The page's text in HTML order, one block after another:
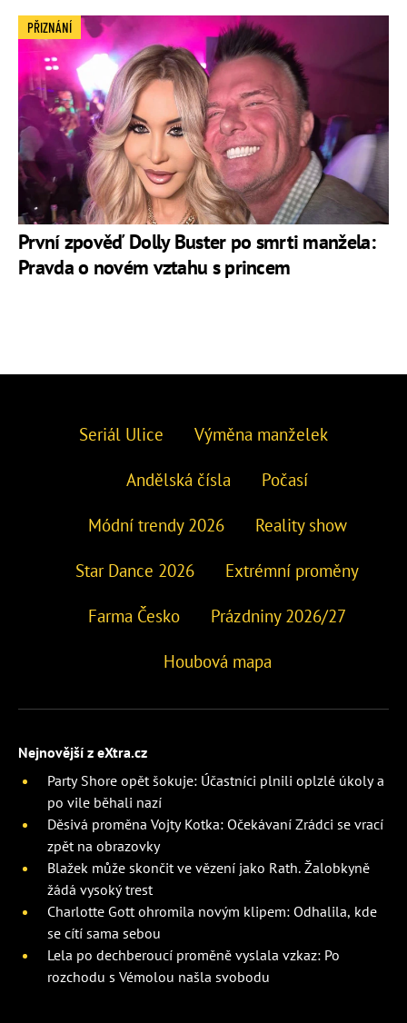
První zpověď Dolly Buster po smrti manžela:
Pravda o novém vztahu s princem
PŘIZNÁNÍ
Seriál Ulice Výměna manželek
Andělská čísla Počasí
Módní trendy 2026 Reality show
Star Dance 2026 Extrémní proměny
Farma Česko Prázdniny 2026/27
Houbová mapa
Nejnovější z eXtra.cz
Party Shore opět šokuje: Účastníci plnili oplzlé úkoly a
po vile běhali nazí
Děsivá proměna Vojty Kotka: Očekávaní Zrádci se vrací
zpět na obrazovky
Blažek může skončit ve vězení jako Rath. Žalobkyně
žádá vysoký trest
Charlotte Gott ohromila novým klipem: Odhalila, kde
se cítí sama sebou
Lela po dechberoucí proměně vyslala vzkaz: Po
rozchodu s Vémolou našla svobodu